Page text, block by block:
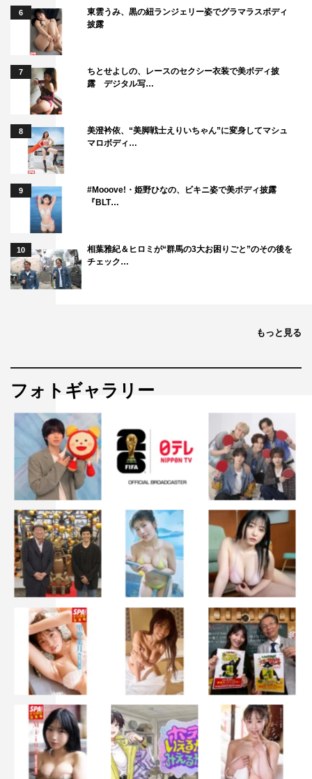
6
東雲うみ、黒の紐ランジェリー姿でグラマラスボディ
披露
7
ちとせよしの、レースのセクシー衣装で美ボディ披
露 デジタル写…
8
美澄衿依、“美脚戦士えりいちゃん”に変身してマシュ
マロボディ…
9
#Mooove!・姫野ひなの、ビキニ姿で美ボディ披露
『BLT…
10
相葉雅紀＆ヒロミが“群馬の3大お困りごと”のその後を
チェック…
もっと見る
フォトギャラリー